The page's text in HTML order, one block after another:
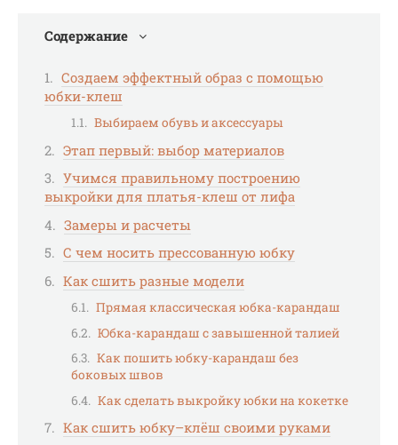
Содержание
Создаем эффектный образ с помощью
юбки-клеш
Выбираем обувь и аксессуары
Этап первый: выбор материалов
Учимся правильному построению
выкройки для платья-клеш от лифа
Замеры и расчеты
С чем носить прессованную юбку
Как сшить разные модели
Прямая классическая юбка-карандаш
Юбка-карандаш с завышенной талией
Как пошить юбку-карандаш без
боковых швов
Как сделать выкройку юбки на кокетке
Как сшить юбку–клёш своими руками